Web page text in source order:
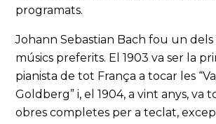
programats.
Johann Sebastian Bach fou un dels
músics preferits. El 1903 va ser la
pianista de tot França a tocar les
Goldberg” i, el 1904, a vint anys, va
obres completes per a teclat,